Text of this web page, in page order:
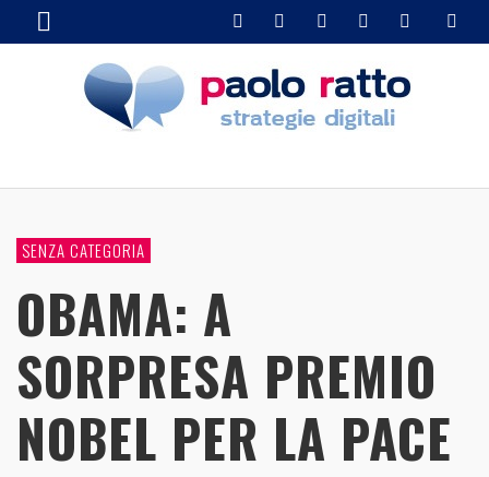
SENZA CATEGORIA
OBAMA: A
SORPRESA PREMIO
NOBEL PER LA PACE